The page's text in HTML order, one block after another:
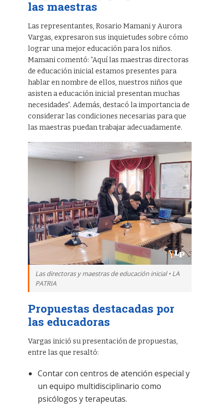
las maestras
Las representantes, Rosario Mamani y Aurora
Vargas, expresaron sus inquietudes sobre cómo
lograr una mejor educación para los niños.
Mamani comentó: “Aquí las maestras directoras
de educación inicial estamos presentes para
hablar en nombre de ellos, nuestros niños que
asisten a educación inicial presentan muchas
necesidades”. Además, destacó la importancia de
considerar las condiciones necesarias para que
las maestras puedan trabajar adecuadamente.
Las directoras y maestras de educación inicial • LA
PATRIA
Propuestas destacadas por
las educadoras
Vargas inició su presentación de propuestas,
entre las que resaltó:
Contar con centros de atención especial y
un equipo multidisciplinario como
psicólogos y terapeutas.